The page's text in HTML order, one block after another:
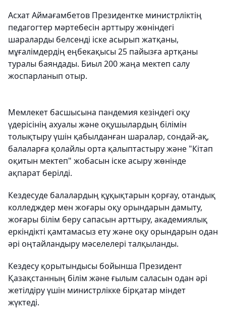
Асхат Аймағамбетов Президентке министрліктің
педагогтер мәртебесін арттыру жөніндегі
шараларды белсенді іске асырып жатқаны,
мұғалімдердің еңбекақысы 25 пайызға артқаны
туралы баяндады. Биыл 200 жаңа мектеп салу
жоспарланып отыр.
Мемлекет басшысына пандемия кезіндегі оқу
үдерісінің ахуалы және оқушылардың білімін
толықтыру үшін қабылданған шаралар, сондай-ақ,
балаларға қолайлы орта қалыптастыру және "Кітап
оқитын мектеп" жобасын іске асыру жөнінде
ақпарат берілді.
Кездесуде балалардың құқықтарын қорғау, отандық
колледждер мен жоғары оқу орындарын дамыту,
жоғары білім беру сапасын арттыру, академиялық
еркіндікті қамтамасыз ету және оқу орындарын одан
әрі оңтайландыру мәселелері талқыланды.
Кездесу қорытындысы бойынша Президент
Қазақстанның білім және ғылым саласын одан әрі
жетілдіру үшін министрлікке бірқатар міндет
жүктеді.